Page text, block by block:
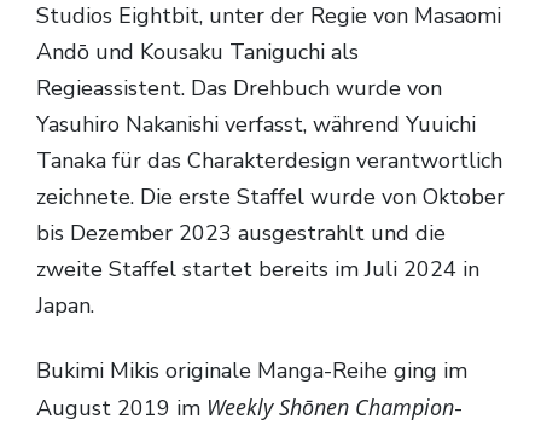
Studios Eightbit, unter der Regie von Masaomi
Andō und Kousaku Taniguchi als
Regieassistent. Das Drehbuch wurde von
Yasuhiro Nakanishi verfasst, während Yuuichi
Tanaka für das Charakterdesign verantwortlich
zeichnete. Die erste Staffel wurde von Oktober
bis Dezember 2023 ausgestrahlt und die
zweite Staffel startet bereits im Juli 2024 in
Japan.
Bukimi Mikis originale Manga-Reihe ging im
August 2019 im Weekly Shōnen Champion-